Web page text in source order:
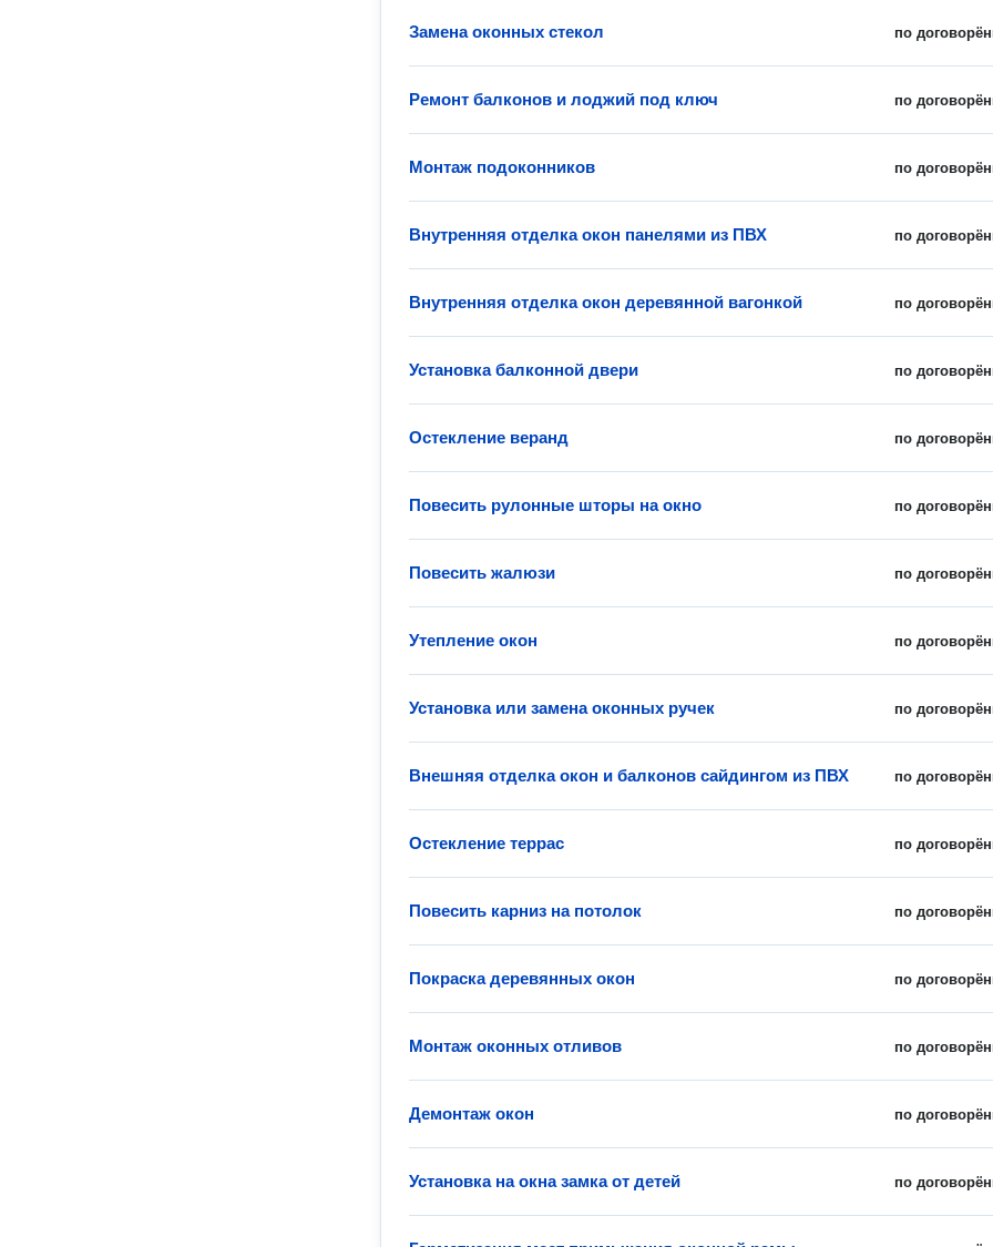
по
Замена оконных стекол
по
Ремонт балконов и лоджий под ключ
по
Монтаж подоконников
по
Внутренняя отделка окон панелями из ПВХ
по
Внутренняя отделка окон деревянной вагонкой
по
Установка балконной двери
по
Остекление веранд
по
Повесить рулонные шторы на окно
по
Повесить жалюзи
по
Утепление окон
по
Установка или замена оконных ручек
по
Внешняя отделка окон и балконов сайдингом из ПВХ
по
Остекление террас
по
Повесить карниз на потолок
по
Покраска деревянных окон
по
Монтаж оконных отливов
по
Демонтаж окон
по
Установка на окна замка от детей